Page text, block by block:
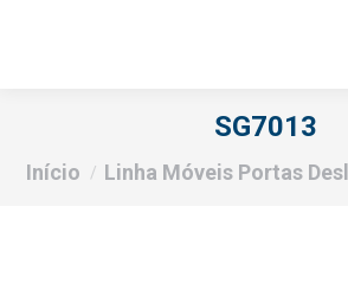
SG7013
Você está aqui:
Início Linha Móveis Portas